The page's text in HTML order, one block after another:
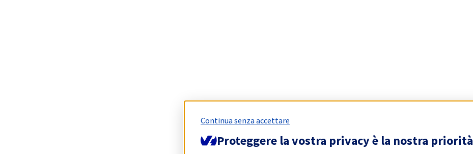
Continua senza accettare
Proteggere la vostra privacy è la nostra priorità